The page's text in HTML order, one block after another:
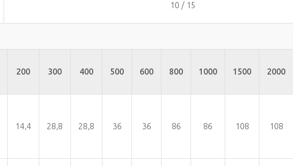
10 / 15
200 300 400 500 600 800 1000 1500 2000
14,4 28,8 28,8 36 36 86 86 108 108